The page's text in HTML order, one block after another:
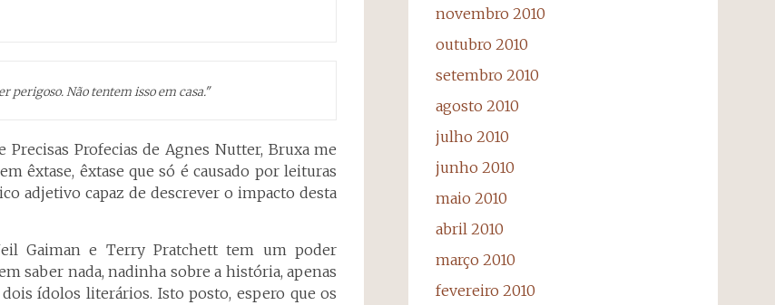
perigoso. Não tentem isso em casa."
Profecias de Agnes Nutter, Bruxa me
êxtase, êxtase que só é causado por leituras
adjetivo capaz de descrever o impacto desta
Gaiman e Terry Pratchett tem um poder
saber nada, nadinha sobre a história, apenas
ídolos literários. Isto posto, espero que os
novembro 2010
outubro 2010
setembro 2010
agosto 2010
julho 2010
junho 2010
maio 2010
abril 2010
março 2010
fevereiro 2010